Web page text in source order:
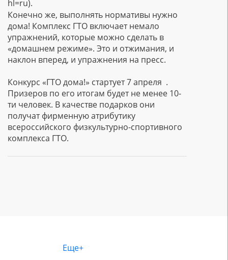
hl=ru).
Конечно же, выполнять нормативы нужно
дома! Комплекс ГТО включает немало
упражнений, которые можно сделать в
«домашнем режиме». Это и отжимания, и
наклон вперед, и упражнения на пресс.
Конкурс «ГТО дома!» стартует 7 апреля .
Призеров по его итогам будет не менее 10-
ти человек. В качестве подарков они
получат фирменную атрибутику
всероссийского физкультурно-спортивного
комплекса ГТО.
Еще+